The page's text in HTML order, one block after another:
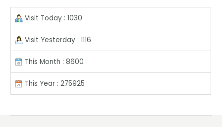
Visit Today : 1030
Visit Yesterday : 1116
This Month : 8600
This Year : 275925